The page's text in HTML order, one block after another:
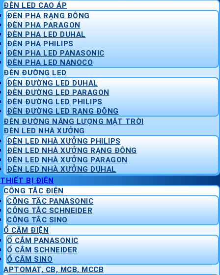
ĐÈN LED CAO ÁP
ĐÈN PHA RẠNG ĐÔNG
ĐÈN PHA PARAGON
ĐÈN PHA LED DUHAL
ĐÈN PHA PHILIPS
ĐÈN PHA LED PANASONIC
ĐÈN PHA LED NANOCO
ĐÈN ĐƯỜNG LED
ĐÈN ĐƯỜNG LED DUHAL
ĐÈN ĐƯỜNG LED PARAGON
ĐÈN ĐƯỜNG LED PHILIPS
ĐÈN ĐƯỜNG LED RẠNG ĐÔNG
ĐÈN ĐƯỜNG NĂNG LƯỢNG MẶT TRỜI
ĐÈN LED NHÀ XƯỞNG
ĐÈN LED NHÀ XƯỞNG PHILIPS
ĐÈN LED NHÀ XƯỞNG RẠNG ĐÔNG
ĐÈN LED NHÀ XƯỞNG PARAGON
ĐÈN LED NHÀ XƯỞNG DUHAL
THIẾT BỊ ĐIỆN
CÔNG TẮC ĐIỆN
CÔNG TẮC PANASONIC
CÔNG TẮC SCHNEIDER
CÔNG TẮC SINO
Ổ CẮM ĐIỆN
Ổ CẮM PANASONIC
Ổ CẮM SCHNEIDER
Ổ CẮM SINO
APTOMAT, CB, MCB, MCCB